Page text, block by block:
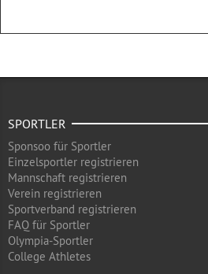
SPORTLER
Sponsoo für Sportler
Einzelsportler registrieren
Mannschaft registrieren
Verein registrieren
Sportverband registrieren
FAQ für Sportler
Olympia-Sportler
College Athletes